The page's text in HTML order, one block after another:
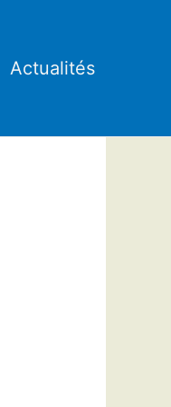
Actualités